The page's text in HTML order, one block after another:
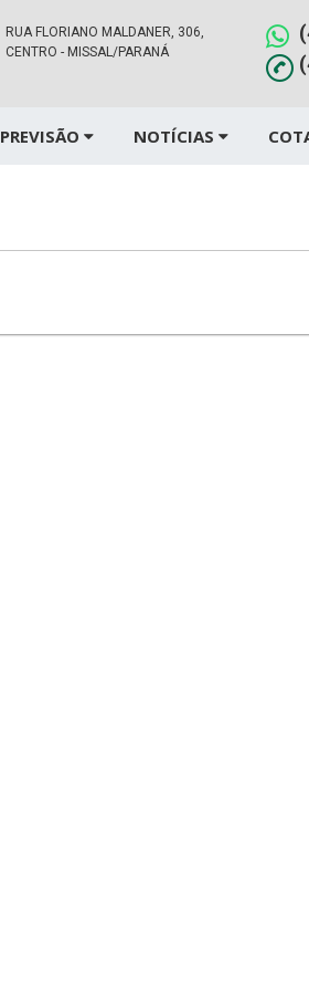
RUA FLORIANO MALDANER, 306,
CENTRO - MISSAL/PARANÁ
PREVISÃO NOTÍCIAS